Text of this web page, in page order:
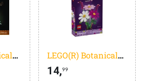
LEGO(R) Botanicals Bospaddenstoelen - 11505 LEGO(R) Botanicals Cosmeabloemen - 11514
14,99